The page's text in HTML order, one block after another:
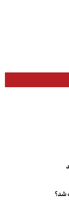
شد؟